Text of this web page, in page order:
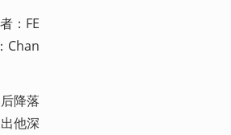
：FE
Chan
降落
他深